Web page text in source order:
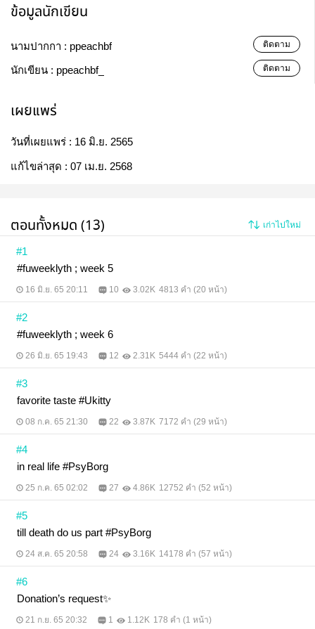
ข้อมูลนักเขียน
นามปากกา : ppeachbf ติดตาม
นักเขียน : ppeachbf_ ติดตาม
เผยแพร่
วันที่เผยแพร่ : 16 มิ.ย. 2565
แก้ไขล่าสุด : 07 เม.ย. 2568
ตอนทั้งหมด (13) เก่าไปใหม่
#1
#fuweeklyth ; week 5
16 มิ.ย. 65 20:11 10 3.02K 4813 คำ (20 หน้า)
#2
#fuweeklyth ; week 6
26 มิ.ย. 65 19:43 12 2.31K 5444 คำ (22 หน้า)
#3
favorite taste #Ukitty
08 ก.ค. 65 21:30 22 3.87K 7172 คำ (29 หน้า)
#4
in real life #PsyBorg
25 ก.ค. 65 02:02 27 4.86K 12752 คำ (52 หน้า)
#5
till death do us part #PsyBorg
24 ส.ค. 65 20:58 24 3.16K 14178 คำ (57 หน้า)
#6
Donation’s request✨
21 ก.ย. 65 20:32 1 1.12K 178 คำ (1 หน้า)